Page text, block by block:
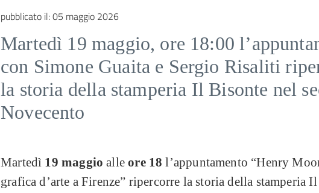
pubblicato il:05 maggio 2026
Martedì 19 maggio, ore 18:00
con Simone Guaita e Sergio Risaliti
la storia della stamperia Il Bisonte nel
Novecento
Martedì 19 maggio alleore 18 l’appuntamento “Henry
grafica d’arte a Firenze” ripercorre la storia della stamperia